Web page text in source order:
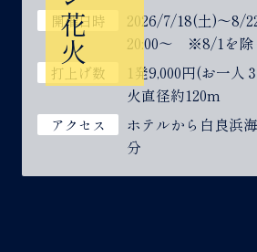
開催日時
2026/7/18(土)～8/
20:00～ ※8/1を除
打上げ数
1発9,000円(お一人
火直径約120m
アクセス
ホテルから白良浜
分